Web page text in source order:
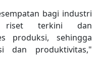
bagi industri
riset terkini dan
produksi, sehingga
dan produktivitas,"